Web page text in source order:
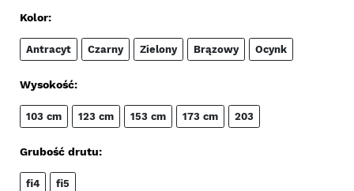
Kolor:
Antracyt Czarny Zielony Brązowy Ocynk
Wysokość:
103 cm 123 cm 153 cm 173 cm 203
Grubość drutu:
fi4 fi5